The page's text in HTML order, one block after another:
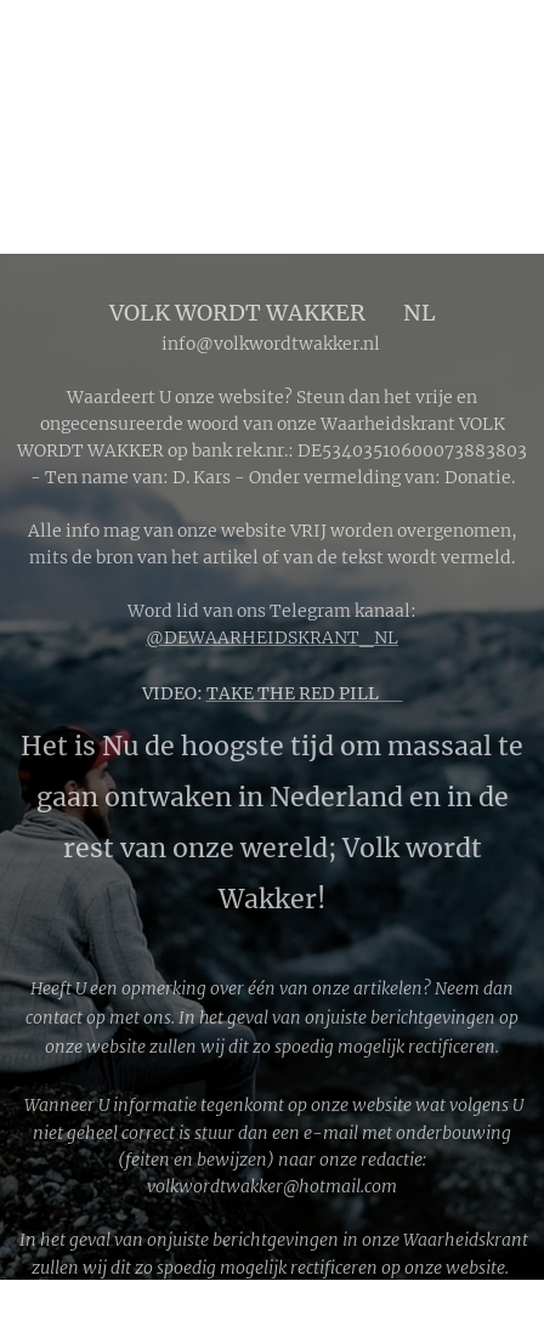
VOLK WORDT WAKKER 🔴 NL
info@volkwordtwakker.nl
Waardeert U onze website? Steun dan het vrije en
ongecensureerde woord van onze Waarheidskrant VOLK
WORDT WAKKER op bank rek.nr.: DE53403510600073883803
- Ten name van: D. Kars - Onder vermelding van: Donatie.
Alle info mag van onze website VRIJ worden overgenomen,
mits de bron van het artikel of van de tekst wordt vermeld.
Word lid van ons Telegram kanaal:
@DEWAARHEIDSKRANT_NL
VIDEO: TAKE THE RED PILL 🔴
Het is Nu de hoogste tijd om massaal te
gaan ontwaken in Nederland en in de
rest van onze wereld; Volk wordt
Wakker!
Heeft U een opmerking over één van onze artikelen? Neem dan
contact op met ons. In het geval van onjuiste berichtgevingen op
onze website zullen wij dit zo spoedig mogelijk rectificeren.
Wanneer U informatie tegenkomt op onze website wat volgens U
niet geheel correct is stuur dan een e-mail met onderbouwing
(feiten en bewijzen) naar onze redactie:
volkwordtwakker@hotmail.com
In het geval van onjuiste berichtgevingen in onze Waarheidskrant
zullen wij dit zo spoedig mogelijk rectificeren op onze website.